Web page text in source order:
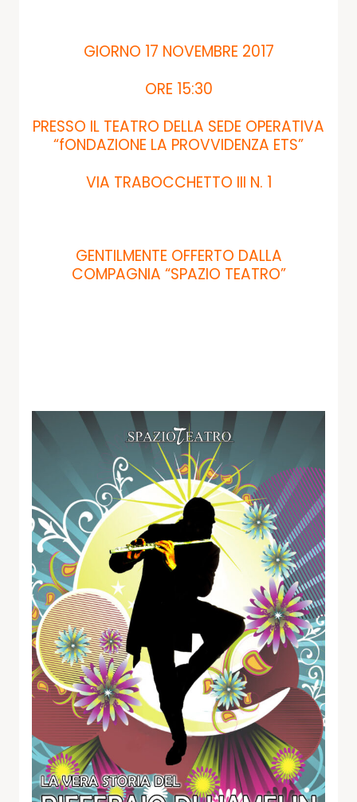
GIORNO 17 NOVEMBRE 2017
ORE 15:30
PRESSO IL TEATRO DELLA SEDE OPERATIVA
“fONDAZIONE LA PROVVIDENZA ETS”
VIA TRABOCCHETTO III N. 1
GENTILMENTE OFFERTO DALLA
COMPAGNIA “SPAZIO TEATRO”